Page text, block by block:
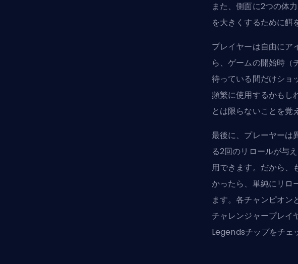
また、側面に2つの体
を大きくするために餌
プレイヤーは自由にア
ら、ゲームの開始時（
待っている間だけショ
頻繁に使用するかもし
とは限らないことを覚
最後に、プレーヤーは
る2回のリロールが与
用できます。だから、
かったら、単純にリロ
ます。各チャンピオン
チャレンジャープレ
Legendsチップをチェ